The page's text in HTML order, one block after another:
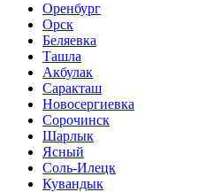
Оренбург
Орск
Беляевка
Ташла
Акбулак
Саракташ
Новосергиевка
Сорочинск
Шарлык
Ясный
Соль-Илецк
Кувандык